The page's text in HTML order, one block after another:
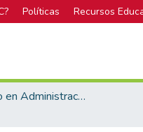
Políticas Recursos
Bachillerato en Administración de Empresas